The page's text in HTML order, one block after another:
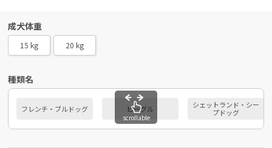
成犬体重
15 kg 20 kg
種類名
フレンチ・ブルドッグ ビーグル
シェットランド・シー
プドッグ
scrollable